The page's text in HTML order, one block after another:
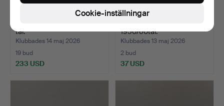
tal.
Klubbades 14 maj 2026
19 bud
233 USD
1950/60tal.
Klubbades 13 maj 2026
2 bud
37 USD
Cookie-inställningar